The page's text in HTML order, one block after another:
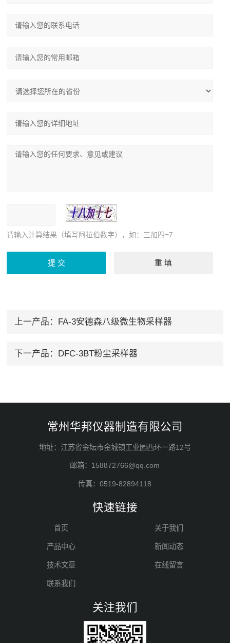
请输入计算结果（填写阿拉伯数字），如：三加四=7
上一产品： FA-3安德森八级微生物采样器
下一产品： DFC-3BT粉尘采样器
常州华邦仪器制造有限公司
地址：江苏省金坛市金城镇工业园西环一路12号
邮箱：158872766@qq.com
传真：0519-82894118
快速链接
首页 关于我们
产品中心 新闻动态
技术文章 在线留言
联系我们
关注我们